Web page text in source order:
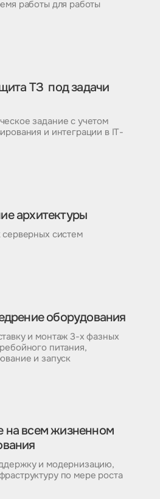
работы для работы
ТЗ под задачи
задание с учетом
и интеграции в IТ-
архитектуры
систем
оборудования
и монтаж 3-х фазных
питания,
и запуск
на всем жизненном
и модернизацию,
по мере роста